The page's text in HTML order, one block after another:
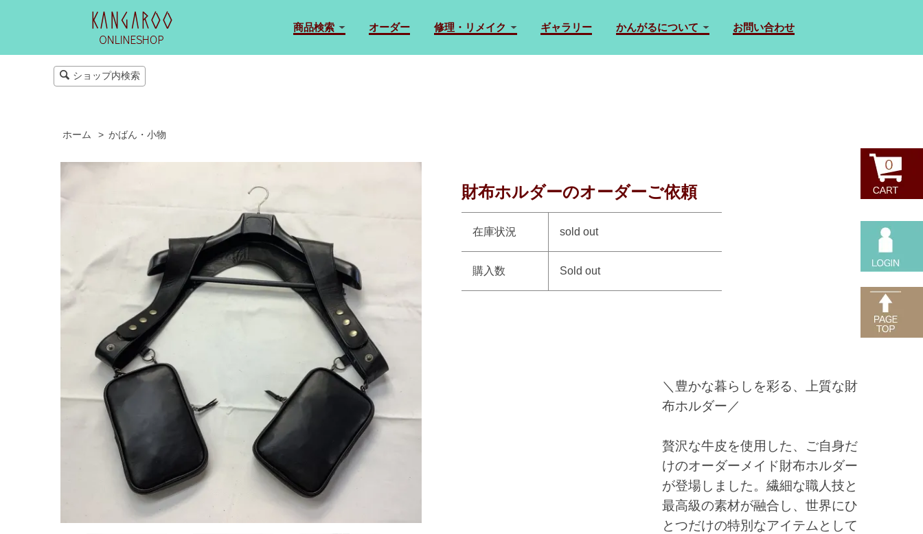
商品検索 オーダー 修理・リメイク ギャラリー かんがるについて お問い合わせ
ショップ内検索
ホーム > かばん・小物
財布ホルダーのオーダーご依頼
在庫状況 sold out
購入数 Sold out
＼豊かな暮らしを彩る、上質な財
布ホルダー／
贅沢な牛皮を使用した、ご自身だ
けのオーダーメイド財布ホルダー
が登場しました。繊細な職人技と
最高級の素材が融合し、世界にひ
とつだけの特別なアイテムとして